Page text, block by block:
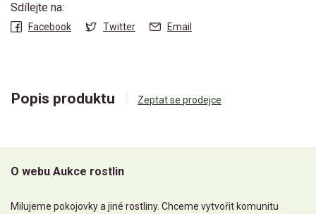
Sdílejte na:
Facebook Twitter Email
Popis produktu Zeptat se prodejce
O webu Aukce rostlin
Milujeme pokojovky a jiné rostliny. Chceme vytvořit komunitu